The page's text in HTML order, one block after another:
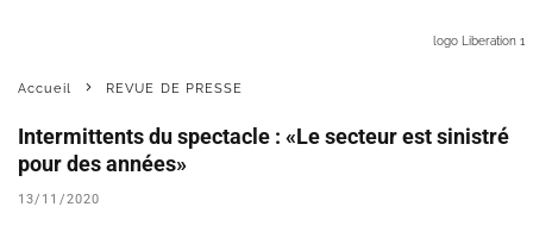
logo Liberation 1
Accueil REVUE DE PRESSE
Intermittents du spectacle : «Le secteur est sinistré
pour des années»
13/11/2020